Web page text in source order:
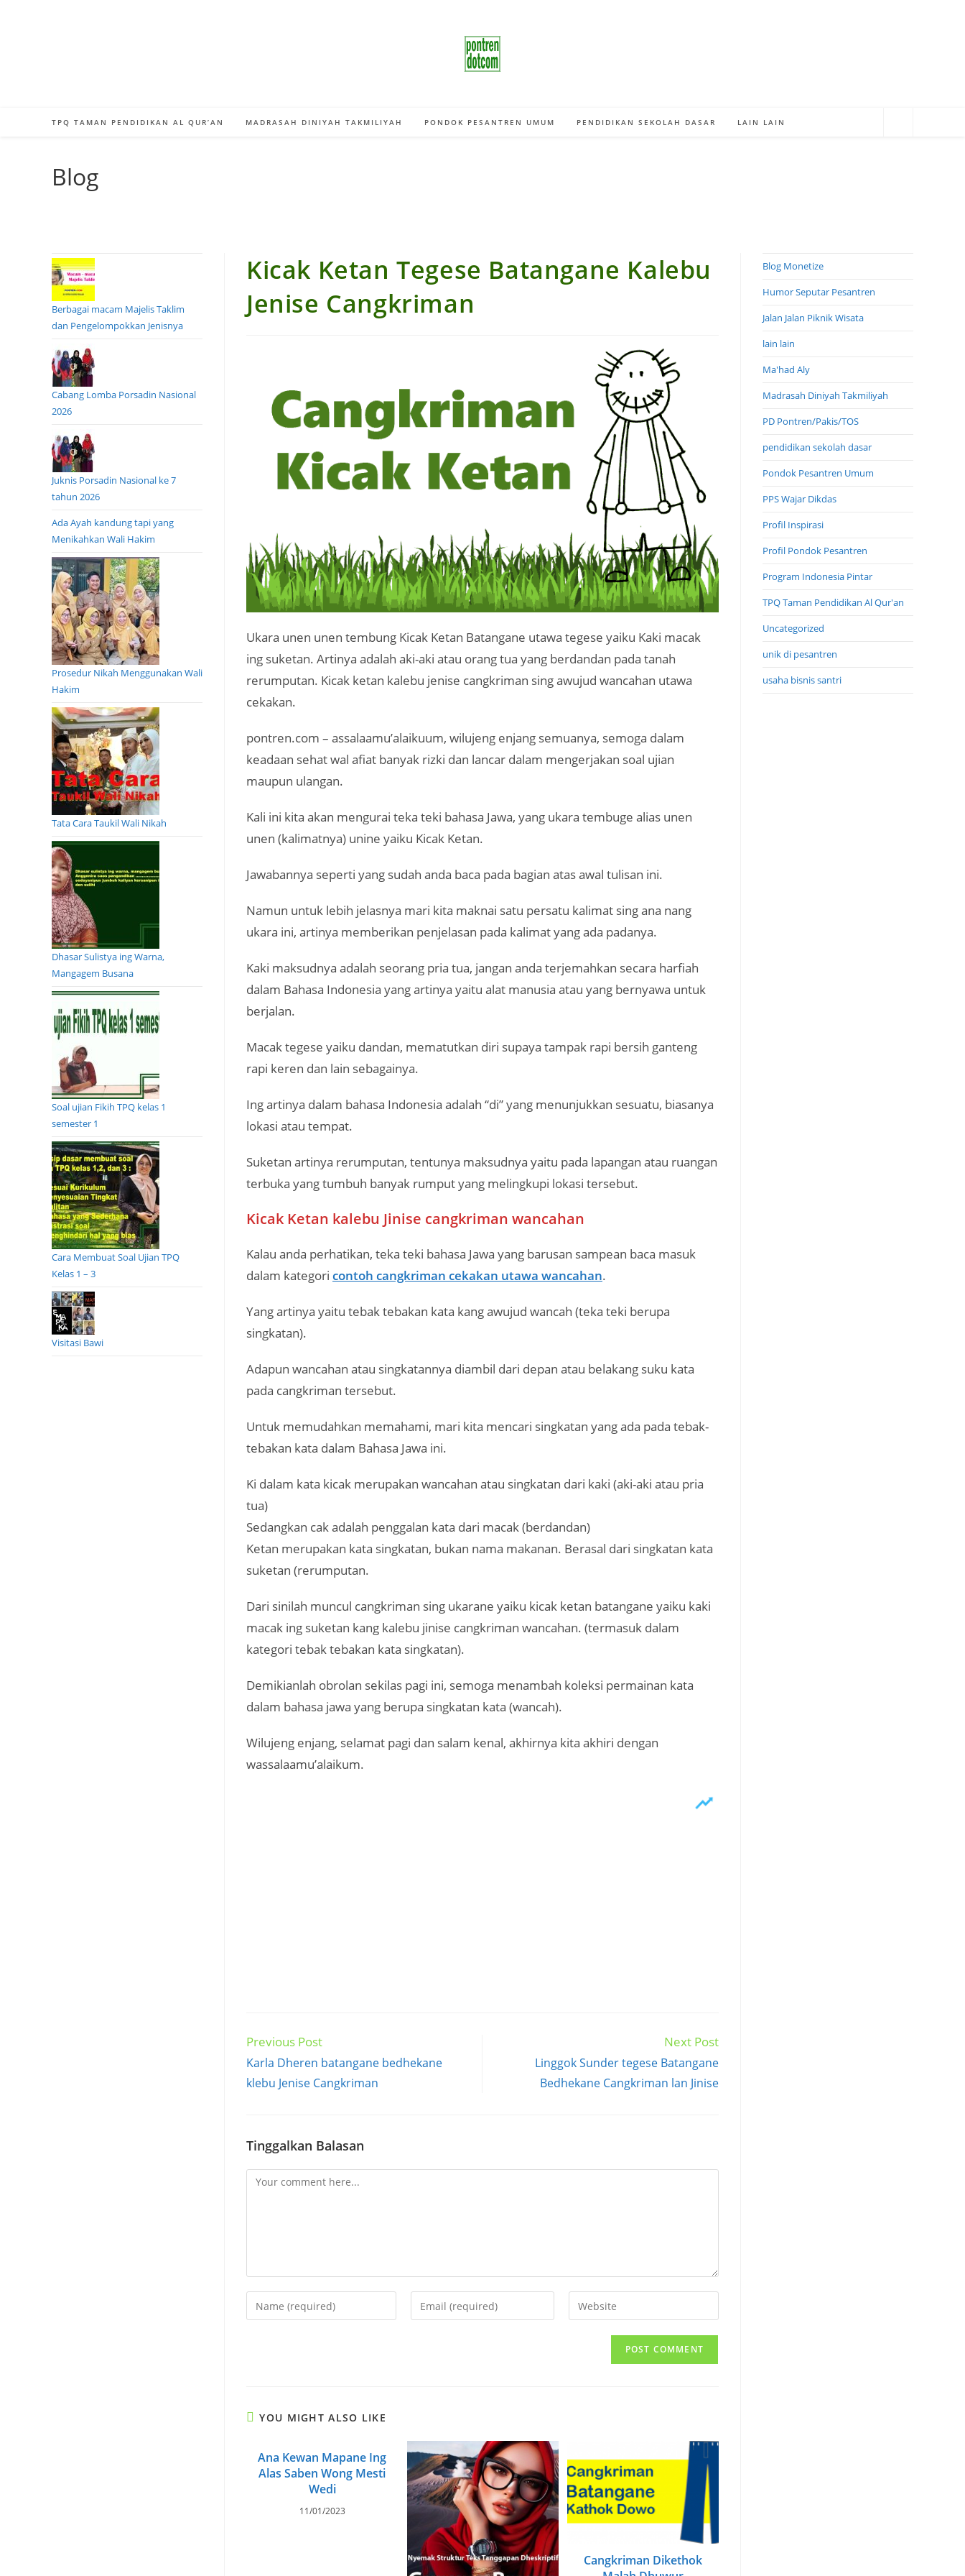
TPQ TAMAN PENDIDIKAN AL QUR’AN MADRASAH DINIYAH TAKMILIYAH PONDOK PESANTREN UMUM PENDIDIKAN SEKOLAH DASAR LAIN LAIN
Blog
Kicak Ketan Tegese Batangane Kalebu
Jenise Cangkriman
Ukara unen unen tembung Kicak Ketan Batangane utawa tegese yaiku Kaki macak
ing suketan. Artinya adalah aki-aki atau orang tua yang berdandan pada tanah
rerumputan. Kicak ketan kalebu jenise cangkriman sing awujud wancahan utawa
cekakan.
pontren.com – assalaamu’alaikuum, wilujeng enjang semuanya, semoga dalam
keadaan sehat wal afiat banyak rizki dan lancar dalam mengerjakan soal ujian
maupun ulangan.
Kali ini kita akan mengurai teka teki bahasa Jawa, yang ukara tembuge alias unen
unen (kalimatnya) unine yaiku Kicak Ketan.
Jawabannya seperti yang sudah anda baca pada bagian atas awal tulisan ini.
Namun untuk lebih jelasnya mari kita maknai satu persatu kalimat sing ana nang
ukara ini, artinya memberikan penjelasan pada kalimat yang ada padanya.
Kaki maksudnya adalah seorang pria tua, jangan anda terjemahkan secara harfiah
dalam Bahasa Indonesia yang artinya yaitu alat manusia atau yang bernyawa untuk
berjalan.
Macak tegese yaiku dandan, mematutkan diri supaya tampak rapi bersih ganteng
rapi keren dan lain sebagainya.
Ing artinya dalam bahasa Indonesia adalah “di” yang menunjukkan sesuatu, biasanya
lokasi atau tempat.
Suketan artinya rerumputan, tentunya maksudnya yaitu pada lapangan atau ruangan
terbuka yang tumbuh banyak rumput yang melingkupi lokasi tersebut.
Kicak Ketan kalebu Jinise cangkriman wancahan
Kalau anda perhatikan, teka teki bahasa Jawa yang barusan sampean baca masuk
dalam kategori contoh cangkriman cekakan utawa wancahan.
Yang artinya yaitu tebak tebakan kata kang awujud wancah (teka teki berupa
singkatan).
Adapun wancahan atau singkatannya diambil dari depan atau belakang suku kata
pada cangkriman tersebut.
Untuk memudahkan memahami, mari kita mencari singkatan yang ada pada tebak-
tebakan kata dalam Bahasa Jawa ini.
Ki dalam kata kicak merupakan wancahan atau singkatan dari kaki (aki-aki atau pria
tua)
Sedangkan cak adalah penggalan kata dari macak (berdandan)
Ketan merupakan kata singkatan, bukan nama makanan. Berasal dari singkatan kata
suketan (rerumputan.
Dari sinilah muncul cangkriman sing ukarane yaiku kicak ketan batangane yaiku kaki
macak ing suketan kang kalebu jinise cangkriman wancahan. (termasuk dalam
kategori tebak tebakan kata singkatan).
Demikianlah obrolan sekilas pagi ini, semoga menambah koleksi permainan kata
dalam bahasa jawa yang berupa singkatan kata (wancah).
Wilujeng enjang, selamat pagi dan salam kenal, akhirnya kita akhiri dengan
wassalaamu’alaikum.
Read
more
articles
Previous Post
Karla Dheren batangane bedhekane
klebu Jenise Cangkriman
Next Post
Linggok Sunder tegese Batangane
Bedhekane Cangkriman lan Jinise
Tinggalkan Balasan
Comment
Enter
your
Enter
your
Enter
your
YOU MIGHT ALSO LIKE
Ana Kewan Mapane Ing
Alas Saben Wong Mesti
Wedi
11/01/2023
Cangkriman Dikethok
Berbagai macam Majelis Taklim
dan Pengelompokkan Jenisnya
Cabang Lomba Porsadin Nasional
2026
Juknis Porsadin Nasional ke 7
tahun 2026
Ada Ayah kandung tapi yang
Menikahkan Wali Hakim
Prosedur Nikah Menggunakan Wali
Hakim
Tata Cara Taukil Wali Nikah
Dhasar Sulistya ing Warna,
Mangagem Busana
Soal ujian Fikih TPQ kelas 1
semester 1
Cara Membuat Soal Ujian TPQ
Kelas 1 – 3
Visitasi Bawi
Blog Monetize
Humor Seputar Pesantren
Jalan Jalan Piknik Wisata
lain lain
Ma'had Aly
Madrasah Diniyah Takmiliyah
PD Pontren/Pakis/TOS
pendidikan sekolah dasar
Pondok Pesantren Umum
PPS Wajar Dikdas
Profil Inspirasi
Profil Pondok Pesantren
Program Indonesia Pintar
TPQ Taman Pendidikan Al Qur'an
Uncategorized
unik di pesantren
usaha bisnis santri